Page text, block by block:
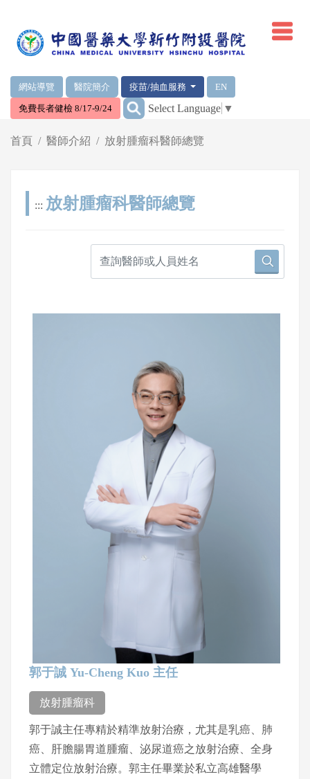
網站導覽 醫院簡介 疫苗/抽血服務 EN
免費長者健檢 8/17-9/24 ::: Select Language ▼
首頁 醫師介紹 放射腫瘤科醫師總覽
::: 放射腫瘤科醫師總覽
郭于誠 Yu-Cheng Kuo 主任
放射腫瘤科
郭于誠主任專精於精準放射治療，尤其是乳癌、肺
癌、肝膽腸胃道腫瘤、泌尿道癌之放射治療、全身
立體定位放射治療。郭主任畢業於私立高雄醫學